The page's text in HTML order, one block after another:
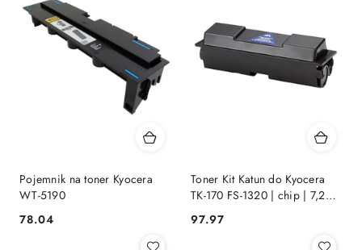
Pojemnik na toner Kyocera
WT-5190
Cena:
78.04
Toner Kit Katun do Kyocera
TK-170 FS-1320 | chip | 7,2K |
black Performance
Cena:
97.97